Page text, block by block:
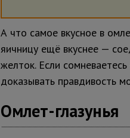
А что самое вкусное в
яичницу ещё вкуснее —
желток. Если
доказывать правдивость
Омлет-глазунья